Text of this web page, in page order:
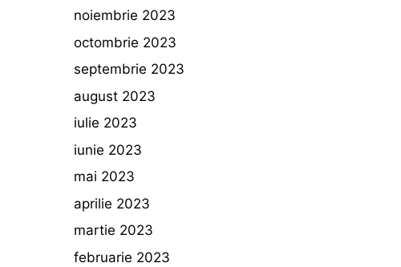
noiembrie 2023
octombrie 2023
septembrie 2023
august 2023
iulie 2023
iunie 2023
mai 2023
aprilie 2023
martie 2023
februarie 2023